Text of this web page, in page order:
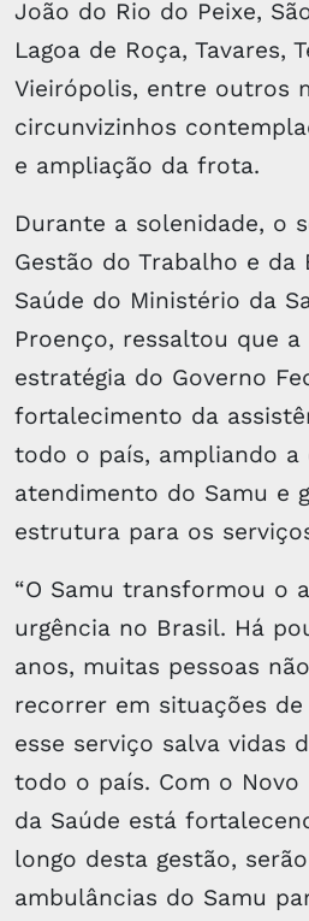
João do Rio do Peixe,
Lagoa de Roça, Tavares,
Vieirópolis, entre outros
circunvizinhos
e ampliação da frota.
Durante a solenidade, o
Gestão do Trabalho e da
Saúde do Ministério da
Proenço, ressaltou que
estratégia do Governo
fortalecimento da
todo o país, ampliando a
atendimento do Samu e
estrutura para os
“O Samu transformou o
urgência no Brasil. Há
anos, muitas pessoas
recorrer em situações de
esse serviço salva vidas
todo o país. Com o Novo
da Saúde está
longo desta gestão,
ambulâncias do Samu